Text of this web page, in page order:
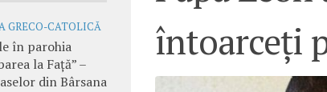
întoarceți
GRECO-CATOLICĂ
în parohia
la Față” –
din Bârsana